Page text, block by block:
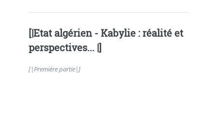
[|Etat algérien - Kabylie : réalité et
perspectives... |]
[|Première partie|]